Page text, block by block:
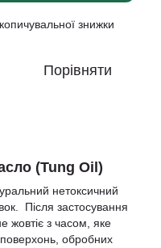
знижки
Порівняти
(Tung Oil)
нетоксичний
Після застосування
жовтіє з часом, яке
обробних